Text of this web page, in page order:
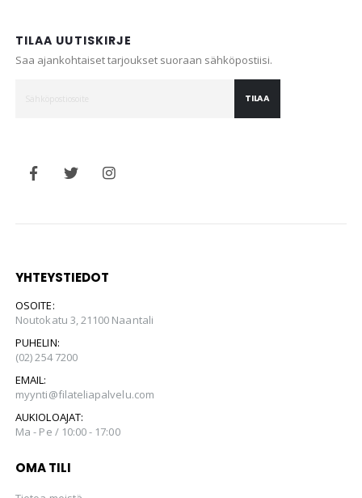
TILAA UUTISKIRJE
Saa ajankohtaiset tarjoukset suoraan sähköpostiisi.
TILAA
YHTEYSTIEDOT
OSOITE:
Noutokatu 3, 21100 Naantali
PUHELIN:
(02) 254 7200
EMAIL:
myynti@filateliapalvelu.com
AUKIOLOAJAT:
Ma - Pe / 10:00 - 17:00
OMA TILI